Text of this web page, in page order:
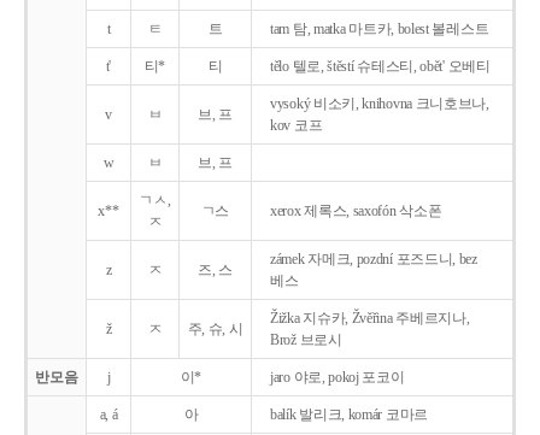
t ㅌ 트 tam 탐, matka 마트카, bolest 볼레스트
t' 티* 티 tělo 텔로, štěstí 슈테스티, obět' 오베티
v ㅂ 브, 프
vysoký 비소키, knihovna 크니호브나,
kov 코프
w ㅂ 브, 프
x**
ㄱㅅ,
ㅈ
ㄱ스 xerox 제록스, saxofón 삭소폰
z ㅈ 즈, 스
zámek 자메크, pozdní 포즈드니, bez
베스
ž ㅈ 주, 슈, 시
Žižka 지슈카, Žvěřina 주베르지나,
Brož 브로시
반모음 j 이* jaro 야로, pokoj 포코이
a, á 아 balík 발리크, komár 코마르